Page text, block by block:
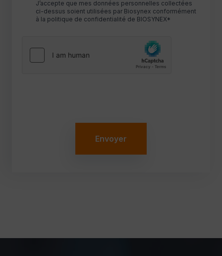
RGPDJ’accepte que mes données personnelles collectées
ci-dessus soient utilisées par Biosynex conformément
à la politique de confidentialité de BIOSYNEX*